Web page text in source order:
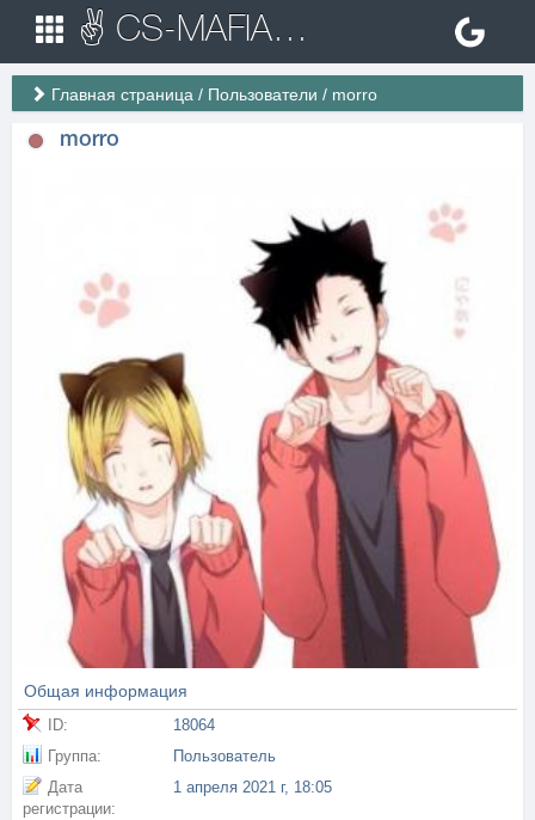
✌ CS-MAFIA.RU ✌ Игровые сервера Counter Strike 1.6
Главная страница / Пользователи / morro
morro
Общая информация
ID:
18064
Группа:
Пользователь
Дата
регистрации:
1 апреля 2021 г, 18:05